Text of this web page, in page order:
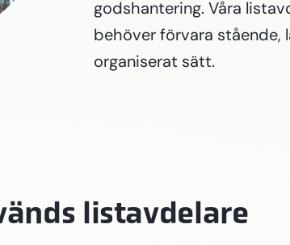
godshantering. Våra
behöver förvara stående,
organiserat sätt.
listavdelare